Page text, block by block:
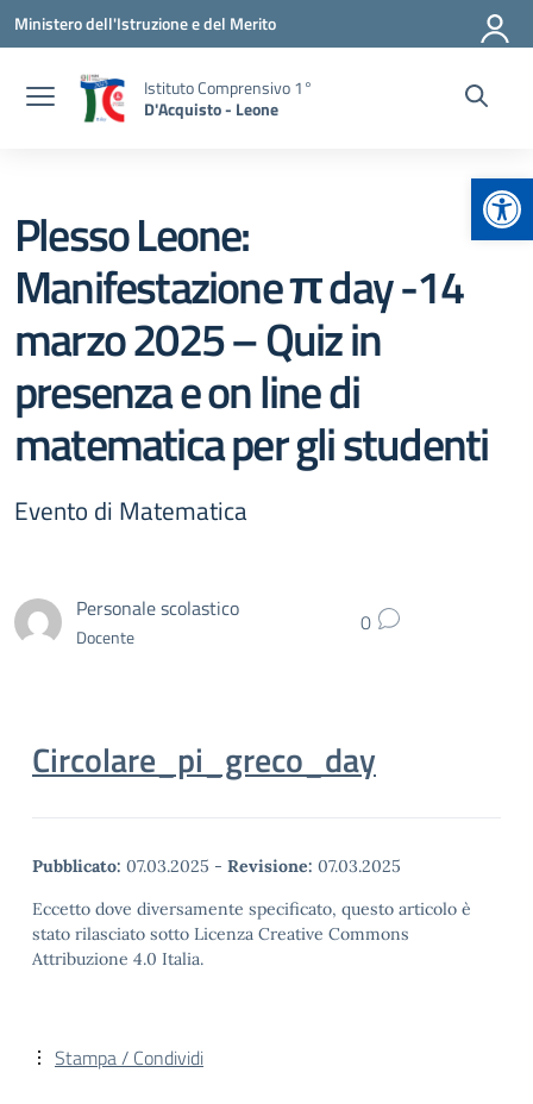
Vai ai contenuti
Vai al menu di navigazione
Vai al footer
Ministero dell'Istruzione e del Merito
Istituto Comprensivo 1°
D'Acquisto - Leone
Plesso Leone:
Manifestazione π day -14
marzo 2025 – Quiz in
presenza e on line di
matematica per gli studenti
Evento di Matematica
Personale scolastico
Docente 0
Circolare_pi_greco_day
Pubblicato: 07.03.2025 - Revisione: 07.03.2025
Eccetto dove diversamente specificato, questo articolo è
stato rilasciato sotto Licenza Creative Commons
Attribuzione 4.0 Italia.
Stampa / Condividi